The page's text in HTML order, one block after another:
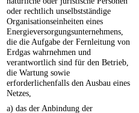
oder rechtlich unselbstständige
Organisationseinheiten eines
Energieversorgungsunternehmens,
die die Aufgabe der Fernleitung von
Erdgas wahrnehmen und
verantwortlich sind für den Betrieb,
die Wartung sowie
erforderlichenfalls den Ausbau eines
Netzes,
a) das der Anbindung der